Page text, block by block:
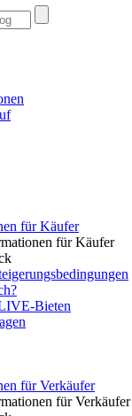
für Käufer
für Käufer
Bieten
für Verkäufer
für Verkäufer